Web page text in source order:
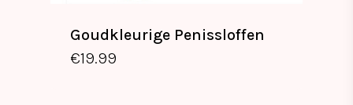
Goudkleurige Penissloffen
€19.99
€ 19.99